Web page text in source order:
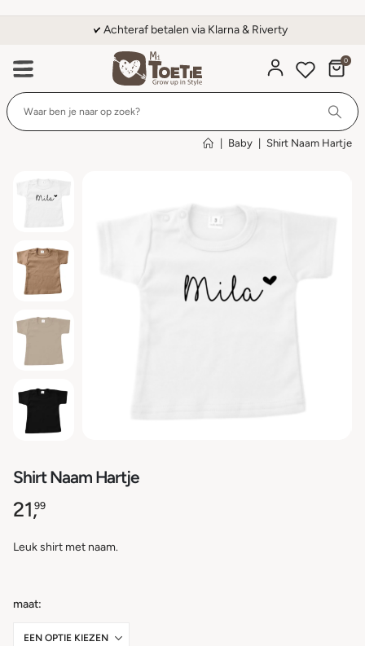
Achteraf betalen via Klarna & Riverty
0
Baby Shirt Naam Hartje
Shirt Naam Hartje
21,99
Leuk shirt met naam.
maat